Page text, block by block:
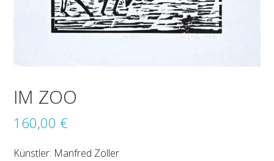
IM ZOO
160,00 €
Künstler: Manfred Zoller